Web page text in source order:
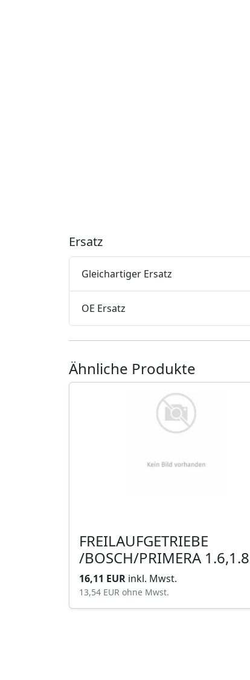
Ersatz
Gleichartiger Ersatz
OE Ersatz
Ähnliche Produkte
FREILAUFGETRIEBE
/BOSCH/PRIMERA 1.6,1.8
16,11 EUR inkl. Mwst.
13,54 EUR ohne Mwst.